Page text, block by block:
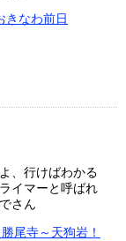
きなわ前日
、行けばわかる
イマーと呼ばれ
さん
尾寺～天狗岩！